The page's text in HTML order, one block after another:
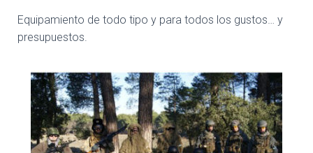
Equipamiento de todo tipo y para todos los gustos… y
presupuestos.